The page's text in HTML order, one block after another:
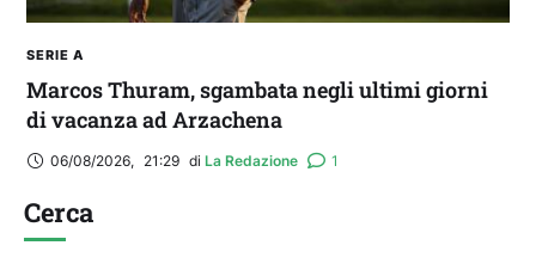
SERIE A
Marcos Thuram, sgambata negli ultimi giorni
di vacanza ad Arzachena
06/08/2026, 21:29 di La Redazione 1
Cerca